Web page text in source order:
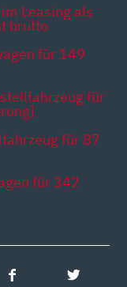
Leasing als
brutto
für 149
für
für 87
für 342